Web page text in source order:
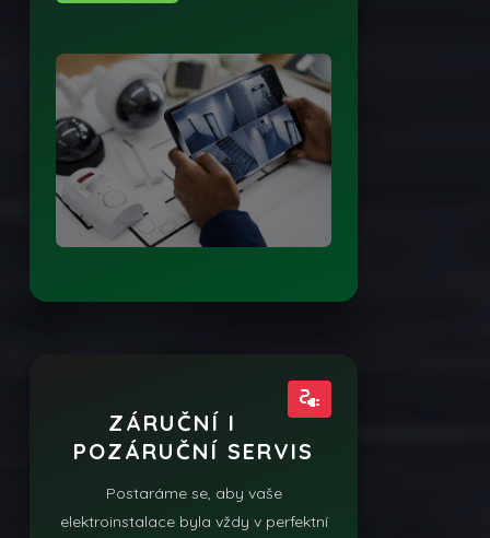
electrical_services
ZÁRUČNÍ I
POZÁRUČNÍ SERVIS
Postaráme se, aby vaše
elektroinstalace byla vždy v perfektní